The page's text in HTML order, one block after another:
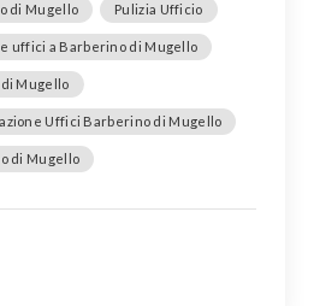
di Mugello Pulizia Ufficio
uffici a Barberino di Mugello
Mugello
Uffici Barberino di Mugello
di Mugello